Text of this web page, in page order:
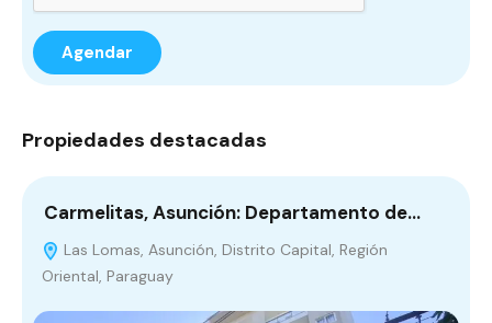
Propiedades destacadas
Carmelitas, Asunción: Departamento de…
Las Lomas, Asunción, Distrito Capital, Región
Oriental, Paraguay